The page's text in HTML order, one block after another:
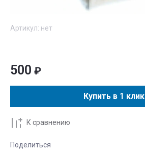
Артикул: нет
500 ₽
Купить в 1 клик
К сравнению
Поделиться